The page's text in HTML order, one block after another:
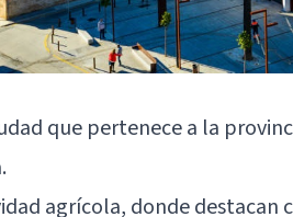
que pertenece a la
agrícola, donde